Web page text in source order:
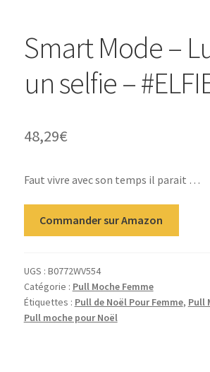
Smart Mode –
un selfie –
48,29€
Faut vivre avec son temps il parait …
Commander sur Amazon
UGS : B0772WV554
Catégorie : Pull Moche Femme
Étiquettes : Pull de Noël Pour Femme, Pull
Pull moche pour Noël